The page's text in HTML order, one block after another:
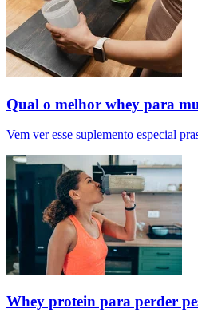
Qual o melhor whey para
Vem ver esse suplemento especial
Whey protein para perder